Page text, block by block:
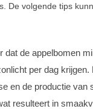
De volgende tips
dat de appelbomen
per dag krijgen.
en de productie van
resulteert in